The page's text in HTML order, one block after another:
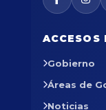
ACCESOS
Gobierno
Áreas de
Noticias